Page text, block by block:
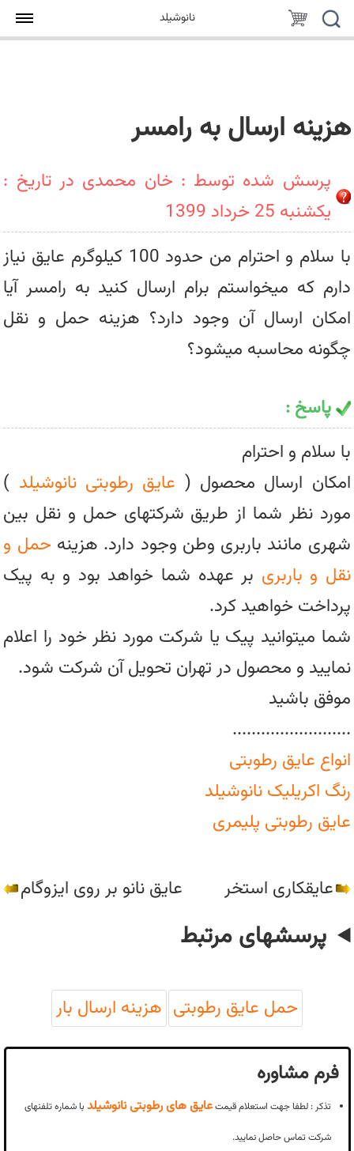
نانوشیلد
هزینه ارسال به رامسر
پرسش شده توسط : خان محمدی در تاریخ :
یکشنبه 25 خرداد 1399
با سلام و احترام من حدود 100 کیلوگرم عایق نیاز
دارم که میخواستم برام ارسال کنید به رامسر آیا
امکان ارسال آن وجود دارد؟ هزینه حمل و نقل
چگونه محاسبه میشود؟
پاسخ :
با سلام و احترام
امکان ارسال محصول ( عایق رطوبتی نانوشیلد )
مورد نظر شما از طریق شرکتهای حمل و نقل بین
شهری مانند باربری وطن وجود دارد. هزینه حمل و
نقل و باربری بر عهده شما خواهد بود و به پیک
پرداخت خواهید کرد.
شما میتوانید پیک یا شرکت مورد نظر خود را اعلام
نمایید و محصول در تهران تحویل آن شرکت شود.
موفق باشید
.........................
انواع عایق رطوبتی
رنگ اکریلیک نانوشیلد
عایق رطوبتی پلیمری
عایقکاری استخر عایق نانو بر روی ایزوگام
پرسشهای مرتبط
حمل عایق رطوبتی هزینه ارسال بار
فرم مشاوره
تذکر : لطفا جهت استعلام قیمتعایق های رطوبتی نانوشیلد با شماره تلفنهای
شرکت تماس حاصل نمایید.
جستجو
سبد